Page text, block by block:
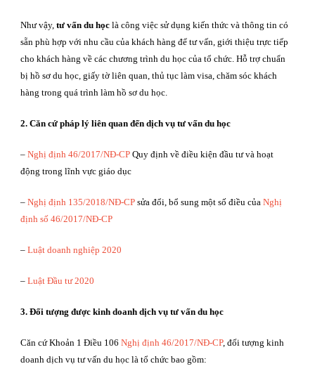
Như vậy, tư vấn du học là công việc sử dụng kiến thức và thông tin có
sẵn phù hợp với nhu cầu của khách hàng để tư vấn, giới thiệu trực tiếp
cho khách hàng về các chương trình du học của tổ chức. Hỗ trợ chuẩn
bị hồ sơ du học, giấy tờ liên quan, thủ tục làm visa, chăm sóc khách
hàng trong quá trình làm hồ sơ du học.
2. Căn cứ pháp lý liên quan đến dịch vụ tư vấn du học
– Nghị định 46/2017/NĐ-CP Quy định về điều kiện đầu tư và hoạt
động trong lĩnh vực giáo dục
– Nghị định 135/2018/NĐ-CP sửa đổi, bổ sung một số điều của Nghị
định số 46/2017/NĐ-CP
– Luật doanh nghiệp 2020
– Luật Đầu tư 2020
3. Đối tượng được kinh doanh dịch vụ tư vấn du học
Căn cứ Khoản 1 Điều 106 Nghị định 46/2017/NĐ-CP, đối tượng kinh
doanh dịch vụ tư vấn du học là tổ chức bao gồm: